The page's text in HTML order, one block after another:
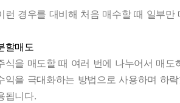
런 경우를 대비해 처음 매수할 때 일부
할매도
식을 매도할 때 여러 번에 나누어서 매
익을 극대화하는 방법으로 사용하며 하
됩니다.